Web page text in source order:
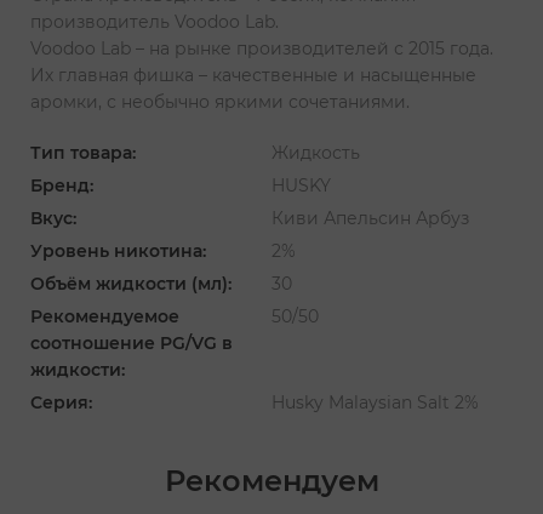
производитель Voodoo Lab.
Voodoo Lab – на рынке производителей с 2015 года.
Их главная фишка – качественные и насыщенные
аромки, с необычно яркими сочетаниями.
Тип товара:
Жидкость
Бренд:
HUSKY
Вкус:
Киви Апельсин Арбуз
Уровень никотина:
2%
Объём жидкости (мл):
30
Рекомендуемое
соотношение PG/VG в
жидкости:
50/50
Серия: Husky Malaysian Salt 2%
Рекомендуем